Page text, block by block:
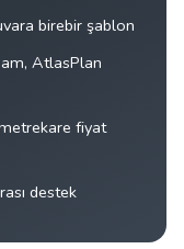
birebir şablon
AtlasPlan
fiyat
destek